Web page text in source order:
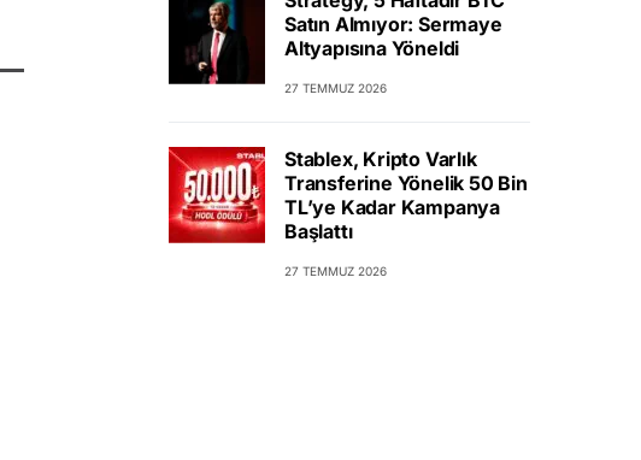
Satın Almıyor: Sermaye
Altyapısına Yöneldi
27 TEMMUZ 2026
Stablex, Kripto Varlık
Transferine Yönelik 50 Bin
TL’ye Kadar Kampanya
Başlattı
27 TEMMUZ 2026